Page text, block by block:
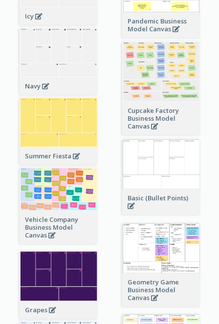
Icy
Pandemic Business
Model Canvas
Navy
Cupcake Factory
Business Model
Canvas
Summer Fiesta
Basic (Bullet Points)
Vehicle Company
Business Model
Canvas
Geometry Game
Business Model
Canvas
Grapes